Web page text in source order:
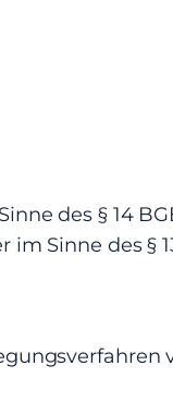
des § 14
Sinne des §